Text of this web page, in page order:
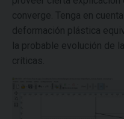
converge. Tenga en
deformación plástica
la probable evolución de
críticas.